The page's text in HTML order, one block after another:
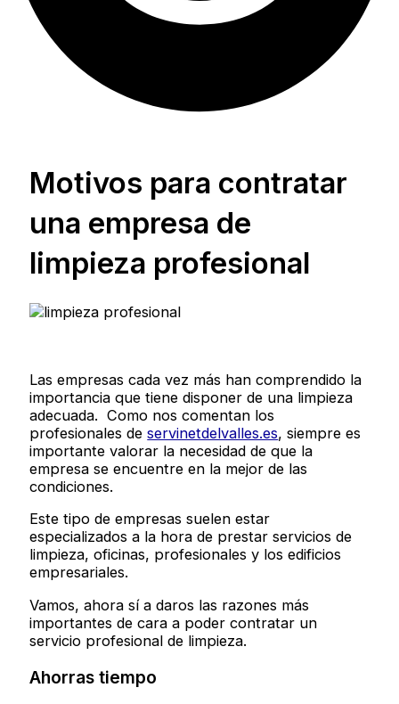
Motivos para contratar
una empresa de
limpieza profesional
Las empresas cada vez más han comprendido la
importancia que tiene disponer de una limpieza
adecuada. Como nos comentan los
profesionales deservinetdelvalles.es, siempre es
importante valorar la necesidad de que la
empresa se encuentre en la mejor de las
condiciones.
Este tipo de empresas suelen estar
especializados a la hora de prestar servicios de
limpieza, oficinas, profesionales y los edificios
empresariales.
Vamos, ahora sí a daros las razones más
importantes de cara a poder contratar un
servicio profesional de limpieza.
Ahorras tiempo